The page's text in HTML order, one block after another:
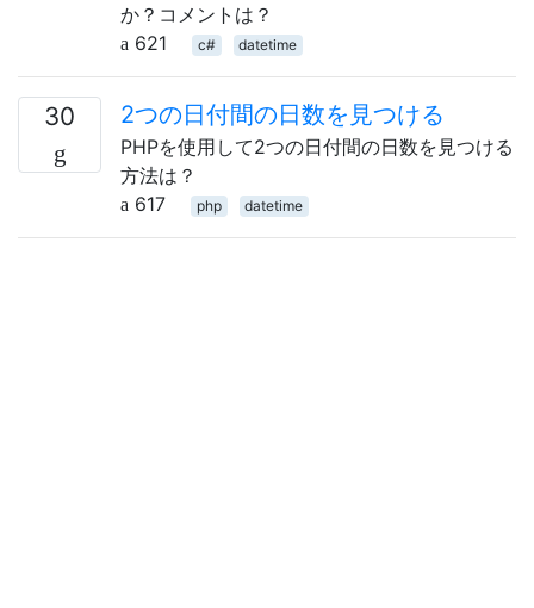
か？コメントは？
621
c# datetime
30 2つの日付間の日数を見つける
PHPを使用して2つの日付間の日数を見つける
方法は？
617
php datetime